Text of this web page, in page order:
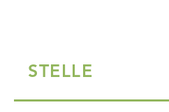
STELLE